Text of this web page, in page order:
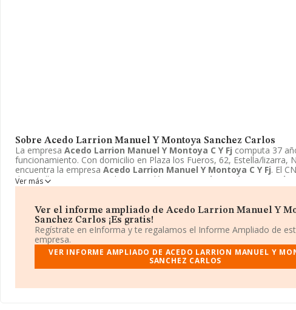
Sobre Acedo Larrion Manuel Y Montoya Sanchez Carlos
La empresa Acedo Larrion Manuel Y Montoya C Y Fj computa 37
funcionamiento. Con domicilio en Plaza los Fueros, 62, Estella/lizarra,
encuentra la empresa Acedo Larrion Manuel Y Montoya C Y Fj. El
desarrolla es 4321 - Instalaciones eléctricas.
Acedo Larrion Manuel Y
Fjestá definida como Comunidad de bienes.
Ver más
Ver el informe ampliado de Acedo Larrion Manuel Y
Sanchez Carlos ¡Es gratis!
Regístrate en eInforma y te regalamos el Informe Ampliado de
empresa.
VER INFORME AMPLIADO DE ACEDO LARRION MANUEL Y
SANCHEZ CARLOS